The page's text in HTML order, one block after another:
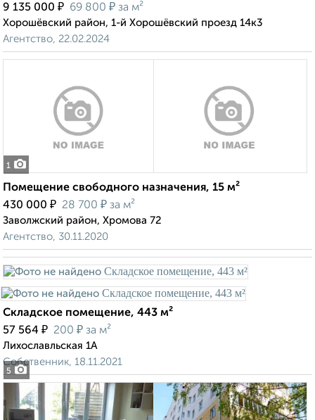
9 135 000 ₽ 69 800 ₽ за м²
Хорошёвский район, 1-й Хорошёвский проезд 14к3
Агентство, 22.02.2024
1
Помещение свободного назначения, 15 м²
430 000 ₽ 28 700 ₽ за м²
Заволжский район, Хромова 72
Агентство, 30.11.2020
5
Складское помещение, 443 м²
57 564 ₽ 200 ₽ за м²
Лихославльская 1А
Собственник, 18.11.2021